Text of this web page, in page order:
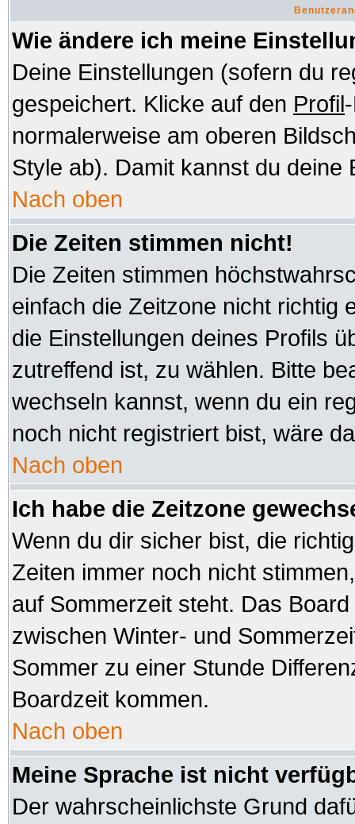
Wie ändere ich meine
Deine Einstellungen (sofern du
gespeichert. Klicke auf den Profil
normalerweise am oberen
Style ab). Damit kannst du deine
Nach oben
Die Zeiten stimmen nicht!
Die Zeiten stimmen
einfach die Zeitzone nicht richtig
die Einstellungen deines Profils
zutreffend ist, zu wählen. Bitte
wechseln kannst, wenn du ein
noch nicht registriert bist, wäre
Nach oben
Ich habe die Zeitzone
Wenn du dir sicher bist, die
Zeiten immer noch nicht
auf Sommerzeit steht. Das
zwischen Winter- und
Sommer zu einer Stunde
Boardzeit kommen.
Nach oben
Meine Sprache ist nicht
Der wahrscheinlichste Grund